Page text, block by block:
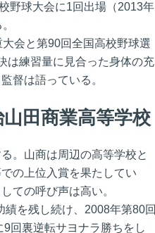
野球大会に1回出場（2013年
会と第90回全国高校野球選
は練習量に見合った身体の充
督は語っている。
田商業高等学校
。山商は周辺の高等学校と
の上位入賞を果たしてい
ての呼び声は高い。
を残し続け、2008年第80回
回裏逆転サヨナラ勝ちをし